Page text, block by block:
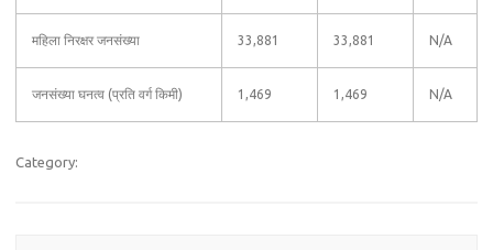
महिला निरक्षर जनसंख्या 33,881 33,881 N/A
जनसंख्या घनत्व (प्रति वर्ग किमी) 1,469 1,469 N/A
Category: